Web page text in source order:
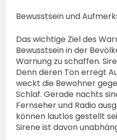
Bewusstsein und
Das wichtige Ziel des
Bewusstsein in der
Warnung zu schaffen.
Denn deren Ton erregt
weckt die Bewohner
Schlaf. Gerade nachts
Fernseher und Radio
können lautlos gestellt
Sirene ist davon